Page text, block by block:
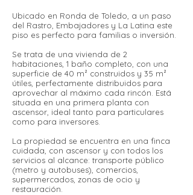
Ubicado en Ronda de Toledo, a un paso
del Rastro, Embajadores y La Latina este
piso es perfecto para familias o inversión.
Se trata de una vivienda de 2
habitaciones, 1 baño completo, con una
superficie de 40 m² construidos y 35 m²
útiles, perfectamente distribuidos para
aprovechar al máximo cada rincón. Está
situada en una primera planta con
ascensor, ideal tanto para particulares
como para inversores.
La propiedad se encuentra en una finca
cuidada, con ascensor y con todos los
servicios al alcance: transporte público
(metro y autobuses), comercios,
supermercados, zonas de ocio y
restauración.